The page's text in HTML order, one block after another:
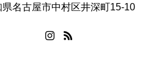
県名古屋市中村区井深町15-10